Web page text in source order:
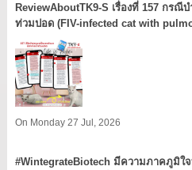
ReviewAboutTK9-S เรื่องที่ 157 กรณี
ท่วมปอด (FIV-infected cat with
On Monday 27 Jul, 2026
#WintegrateBiotech มีความภาคภูมิใ